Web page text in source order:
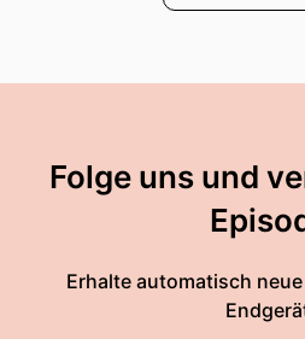
Folge uns und
Erhalte automatisch